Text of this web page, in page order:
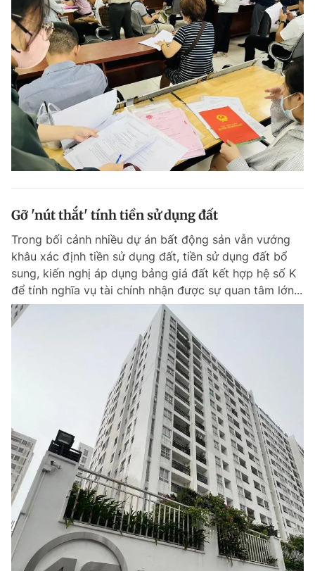
Gỡ 'nút thắt' tính tiền sử dụng đất
Trong bối cảnh nhiều dự án bất động sản vẫn vướng
khâu xác định tiền sử dụng đất, tiền sử dụng đất bổ
sung, kiến nghị áp dụng bảng giá đất kết hợp hệ số K
để tính nghĩa vụ tài chính nhận được sự quan tâm lớn...